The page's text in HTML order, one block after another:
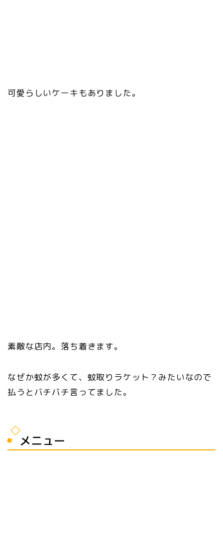
可愛らしいケーキもありました。
素敵な店内。落ち着きます。
なぜか蚊が多くて、蚊取りラケット？みたいなので
払うとバチバチ言ってました。
メニュー